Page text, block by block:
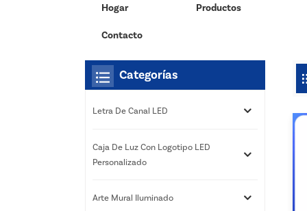
Hogar Productos
Contacto
Categorías
Letra De Canal LED
Caja De Luz Con Logotipo LED
Personalizado
Arte Mural Iluminado